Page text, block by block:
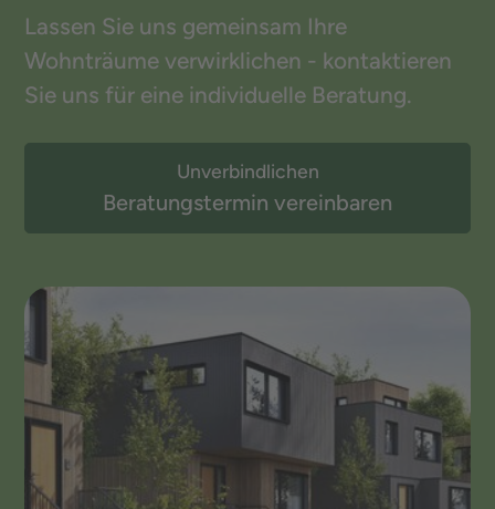
Lassen Sie uns gemeinsam Ihre
Wohnträume verwirklichen - kontaktieren
Sie uns für eine individuelle Beratung.
Unverbindlichen
Beratungstermin vereinbaren